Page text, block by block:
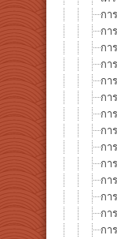
กา
กา
กา
กา
กา
กา
กา
กา
กา
กา
กา
กา
กา
กา